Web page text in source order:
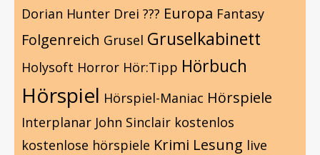
Dorian Hunter Drei ??? Europa Fantasy
Folgenreich Grusel Gruselkabinett
Holysoft Horror Hör:Tipp Hörbuch
Hörspiel Hörspiel-Maniac Hörspiele
Interplanar John Sinclair kostenlos
kostenlose hörspiele Krimi Lesung live